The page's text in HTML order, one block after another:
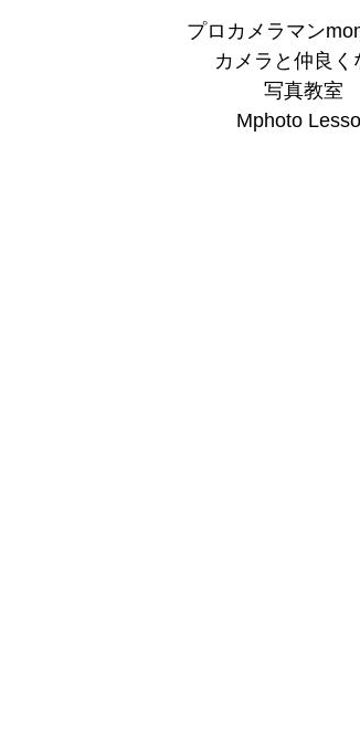
プロカメラマン
カメラと仲良く
写真教室
Mphoto